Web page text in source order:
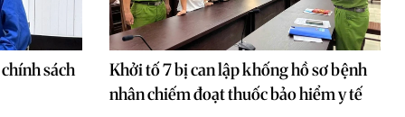
sách
Khởi tố 7 bị can lập khống hồ sơ bệnh
nhân chiếm đoạt thuốc bảo hiểm y tế